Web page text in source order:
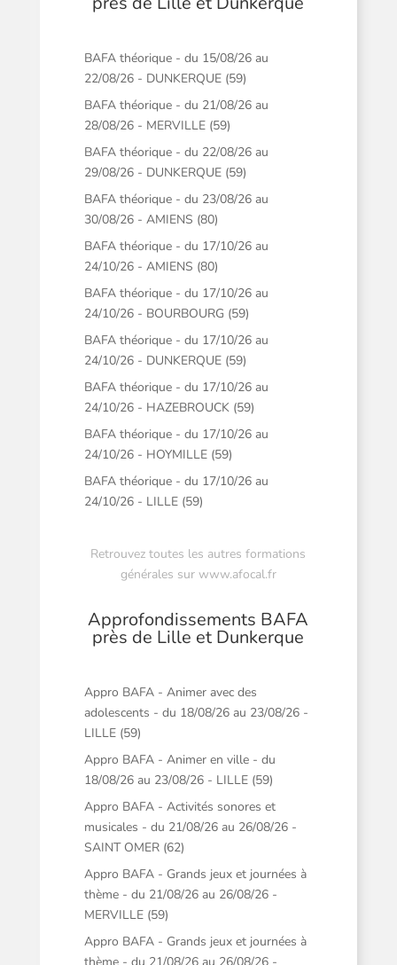
BAFA théorique - du 15/08/26 au
22/08/26 - DUNKERQUE (59)
BAFA théorique - du 21/08/26 au
28/08/26 - MERVILLE (59)
BAFA théorique - du 22/08/26 au
29/08/26 - DUNKERQUE (59)
BAFA théorique - du 23/08/26 au
30/08/26 - AMIENS (80)
BAFA théorique - du 17/10/26 au
24/10/26 - AMIENS (80)
BAFA théorique - du 17/10/26 au
24/10/26 - BOURBOURG (59)
BAFA théorique - du 17/10/26 au
24/10/26 - DUNKERQUE (59)
BAFA théorique - du 17/10/26 au
24/10/26 - HAZEBROUCK (59)
BAFA théorique - du 17/10/26 au
24/10/26 - HOYMILLE (59)
BAFA théorique - du 17/10/26 au
24/10/26 - LILLE (59)
Retrouvez toutes les autres formations
générales sur www.afocal.fr
Approfondissements BAFA
près de Lille et Dunkerque
Appro BAFA - Animer avec des
adolescents - du 18/08/26 au 23/08/26 -
LILLE (59)
Appro BAFA - Animer en ville - du
18/08/26 au 23/08/26 - LILLE (59)
Appro BAFA - Activités sonores et
musicales - du 21/08/26 au 26/08/26 -
SAINT OMER (62)
Appro BAFA - Grands jeux et journées à
thème - du 21/08/26 au 26/08/26 -
MERVILLE (59)
Appro BAFA - Grands jeux et journées à
thème - du 21/08/26 au 26/08/26 -